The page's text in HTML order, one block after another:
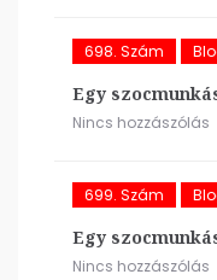
698. Szám
Egy
Nincs hozzászólás
699. Szám
Egy
Nincs hozzászólás